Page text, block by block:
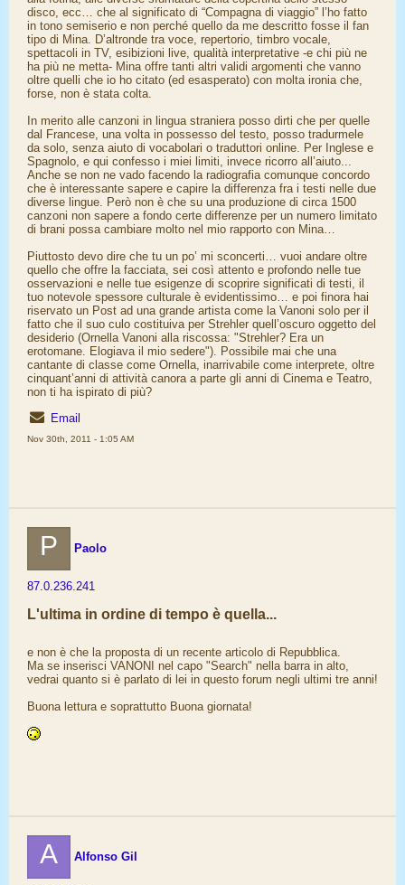
disco, ecc… che al significato di “Compagna di viaggio” l’ho fatto
in tono semiserio e non perché quello da me descritto fosse il fan
tipo di Mina. D’altronde tra voce, repertorio, timbro vocale,
spettacoli in TV, esibizioni live, qualità interpretative -e chi più ne
ha più ne metta- Mina offre tanti altri validi argomenti che vanno
oltre quelli che io ho citato (ed esasperato) con molta ironia che,
forse, non è stata colta.
In merito alle canzoni in lingua straniera posso dirti che per quelle
dal Francese, una volta in possesso del testo, posso tradurmele
da solo, senza aiuto di vocabolari o traduttori online. Per Inglese e
Spagnolo, e qui confesso i miei limiti, invece ricorro all’aiuto...
Anche se non ne vado facendo la radiografia comunque concordo
che è interessante sapere e capire la differenza fra i testi nelle due
diverse lingue. Però non è che su una produzione di circa 1500
canzoni non sapere a fondo certe differenze per un numero limitato
di brani possa cambiare molto nel mio rapporto con Mina…
Piuttosto devo dire che tu un po’ mi sconcerti… vuoi andare oltre
quello che offre la facciata, sei così attento e profondo nelle tue
osservazioni e nelle tue esigenze di scoprire significati di testi, il
tuo notevole spessore culturale è evidentissimo… e poi finora hai
riservato un Post ad una grande artista come la Vanoni solo per il
fatto che il suo culo costituiva per Strehler quell’oscuro oggetto del
desiderio (Ornella Vanoni alla riscossa: "Strehler? Era un
erotomane. Elogiava il mio sedere"). Possibile mai che una
cantante di classe come Ornella, inarrivabile come interprete, oltre
cinquant’anni di attività canora a parte gli anni di Cinema e Teatro,
non ti ha ispirato di più?
Email
Nov 30th, 2011 - 1:05 AM
P Paolo
87.0.236.241
L'ultima in ordine di tempo è quella...
e non è che la proposta di un recente articolo di Repubblica.
Ma se inserisci VANONI nel capo "Search" nella barra in alto,
vedrai quanto si è parlato di lei in questo forum negli ultimi tre anni!
Buona lettura e soprattutto Buona giornata!
A Alfonso Gil